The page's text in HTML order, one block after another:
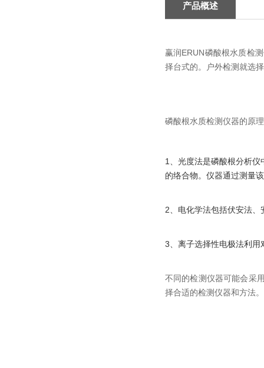
产品概述
赢润ERUN磷酸根水质检
择台式的。户外检测就选
磷酸根水质检测仪器的原
1、光度法是磷酸根分析
的络合物。仪器通过测量
2、电化学法包括伏安法
3、离子选择性电极法利
不同的检测仪器可能会采
择合适的检测仪器和方法。